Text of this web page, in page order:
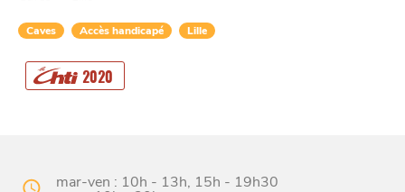
Caves Accès handicapé Lille
2020
mar-ven : 10h - 13h, 15h - 19h30